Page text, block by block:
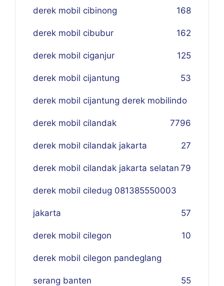
derek mobil cibinong 168
derek mobil cibubur 162
derek mobil ciganjur 125
derek mobil cijantung 53
derek mobil cijantung derek mobilindo
96
derek mobil cilandak 77
derek mobil cilandak jakarta 27
derek mobil cilandak jakarta selatan 79
derek mobil ciledug 081385550003
jakarta 57
derek mobil cilegon 10
derek mobil cilegon pandeglang
serang banten 55